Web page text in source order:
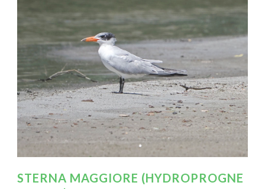
STERNA MAGGIORE (HYDROPROGNE